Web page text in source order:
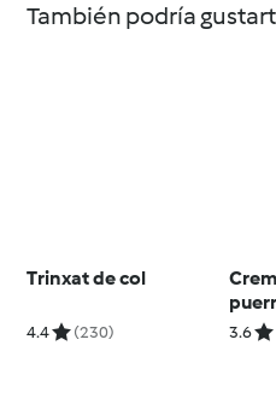
También podría
Trinxat de col
4.4 (230) 3.6